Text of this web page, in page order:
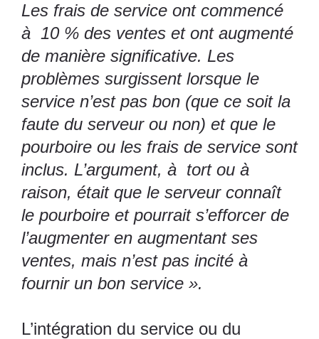
Les frais de service ont commencé
à 10 % des ventes et ont augmenté
de manière significative. Les
problèmes surgissent lorsque le
service n’est pas bon (que ce soit la
faute du serveur ou non) et que le
pourboire ou les frais de service sont
inclus. L’argument, à tort ou à
raison, était que le serveur connaît
le pourboire et pourrait s’efforcer de
l’augmenter en augmentant ses
ventes, mais n’est pas incité à
fournir un bon service ».
L’intégration du service ou du